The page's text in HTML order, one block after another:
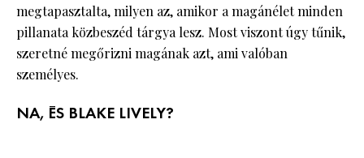
megtapasztalta, milyen az, amikor a magánélet minden
pillanata közbeszéd tárgya lesz. Most viszont úgy tűnik,
szeretné megőrizni magának azt, ami valóban
személyes.
NA, ÉS BLAKE LIVELY?